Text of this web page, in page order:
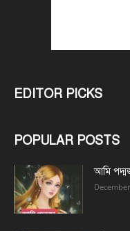
EDITOR PICKS
POPULAR POSTS
আমি